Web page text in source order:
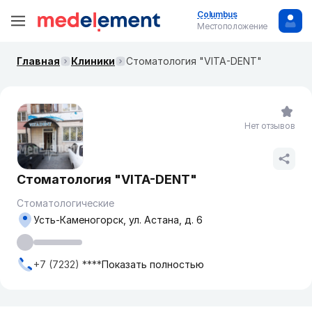
Columbus
Местоположение
Главная Клиники Стоматология "VITA-DENT"
Стоматология "VITA-DENT"
Стоматологические
Усть-Каменогорск, ул. Астана, д. 6
+7 (7232) ****Показать полностью
Нет отзывов